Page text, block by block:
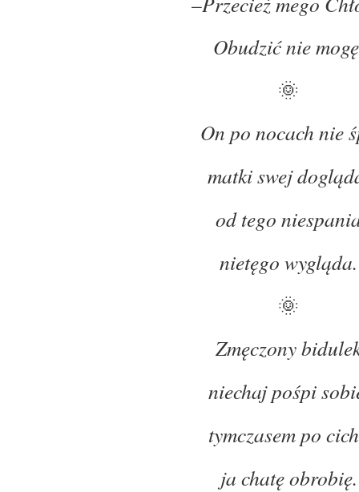
Obudzić nie
🌞
On po nocach nie
matki swej
od tego
nietęgo wygląda.
🌞
Zmęczony
niechaj pośpi
tymczasem po
ja chatę obrobię.